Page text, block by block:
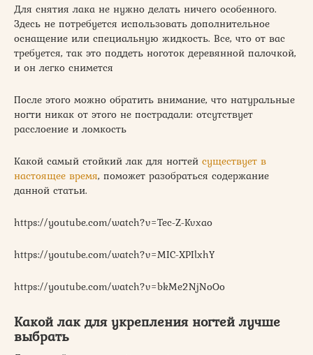
Для снятия лака не нужно делать ничего особенного.
Здесь не потребуется использовать дополнительное
оснащение или специальную жидкость. Все, что от вас
требуется, так это поддеть ноготок деревянной палочкой,
и он легко снимется
После этого можно обратить внимание, что натуральные
ногти никак от этого не пострадали: отсутствует
расслоение и ломкость
Какой самый стойкий лак для ногтей существует в
настоящее время, поможет разобраться содержание
данной статьи.
https://youtube.com/watch?v=Tec-Z-Kvxao
https://youtube.com/watch?v=MIC-XPIlxhY
https://youtube.com/watch?v=bkMe2NjNoOo
Какой лак для укрепления ногтей лучше
выбрать